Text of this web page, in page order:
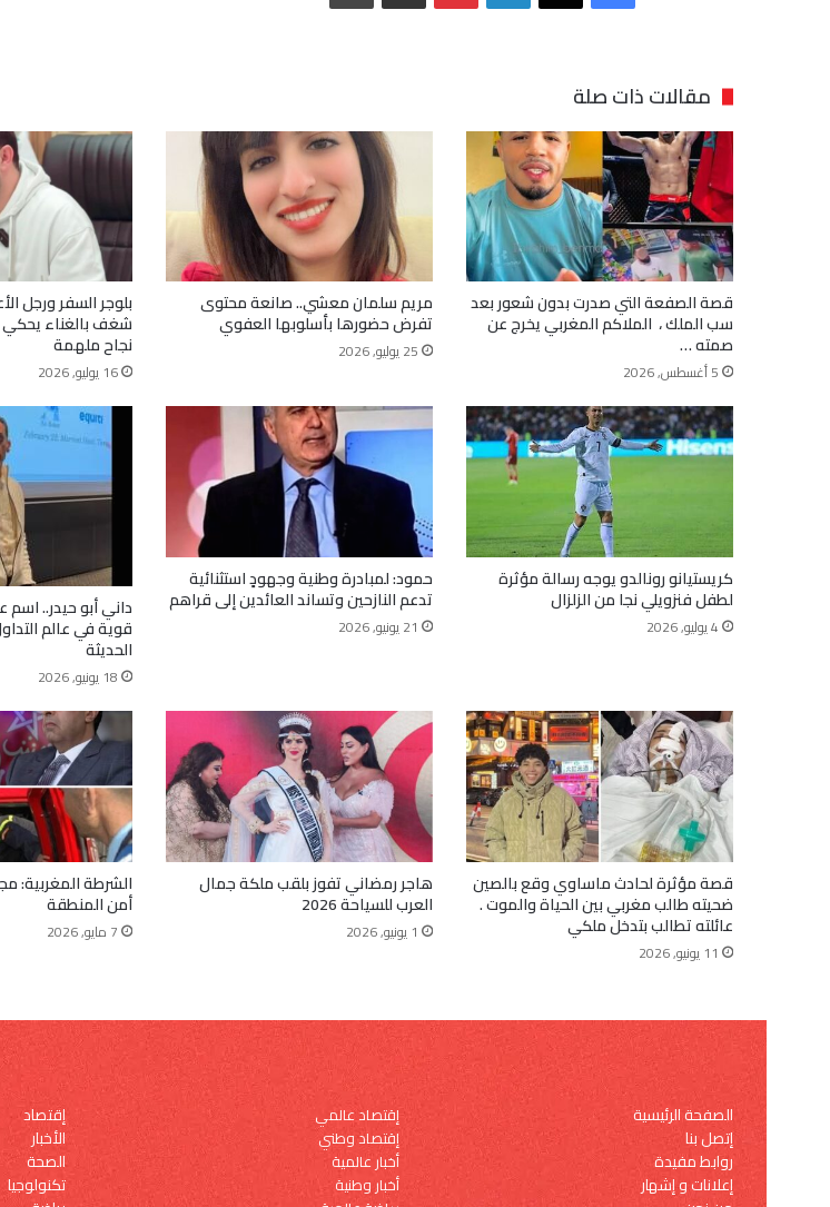
مقالات ذات صلة
قصة الصفعة التي صدرت بدون شعور بعد
سب الملك ، الملاكم المغربي يخرج عن
صمته …
5 أغسطس, 2026
مريم سلمان معشي.. صانعة محتوى
تفرض حضورها بأسلوبها العفوي
25 يوليو, 2026
بلوجر السفر ورجل
شغف بالغناء يحكي
نجاح ملهمة
16 يوليو, 2026
كريستيانو رونالدو يوجه رسالة مؤثرة
لطفل فنزويلي نجا من الزلزال
4 يوليو, 2026
حمود: لمبادرة وطنية وجهودٍ استثنائية
تدعم النازحين وتساند العائدين إلى قراهم
21 يونيو, 2026
داني أبو حيدر..
قوية في عالم
الحديثة
18 يونيو, 2026
قصة مؤثرة لحادث ماساوي وقع بالصين
ضحيته طالب مغربي بين الحياة والموت .
عائلته تطالب بتدخل ملكي
11 يونيو, 2026
هاجر رمضاني تفوز بلقب ملكة جمال
العرب للسياحة 2026
1 يونيو, 2026
الشرطة المغربية:
أمن المنطقة
7 مايو, 2026
الصفحة الرئيسية
إتصل بنا
روابط مفيدة
إعلانات و إشهار
إقتصاد عالمي
إقتصاد وطني
أخبار عالمية
أخبار وطنية
إقتصاد
الأخبار
الصحة
تكنولوجيا